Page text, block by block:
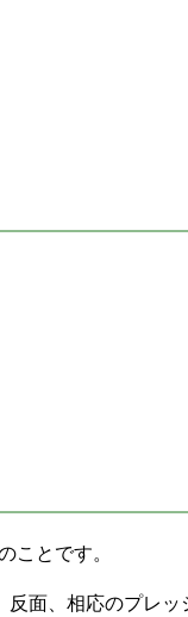
ことです。
面、相応のプレッ